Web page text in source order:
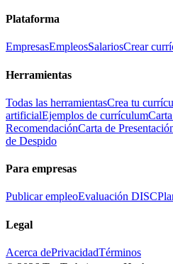
Plataforma
EmpresasEmpleosSalariosCrear
Herramientas
Todas las herramientasCrea tu
artificialEjemplos de currículum
RecomendaciónCarta de
de Despido
Para empresas
Publicar empleoEvaluación DISC
Legal
Acerca dePrivacidadTérminos